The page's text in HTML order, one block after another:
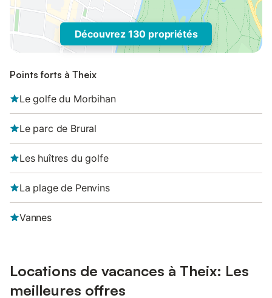
Découvrez 130 propriétés
Points forts à Theix
Le golfe du Morbihan
Le parc de Brural
Les huîtres du golfe
La plage de Penvins
Vannes
Locations de vacances à Theix: Les
meilleures offres